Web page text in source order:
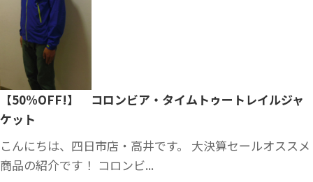
【50%OFF!】 コロンビア・タイムトゥートレイルジャ
ケット
こんにちは、四日市店・高井です。 大決算セールオススメ
商品の紹介です！ コロンビ...